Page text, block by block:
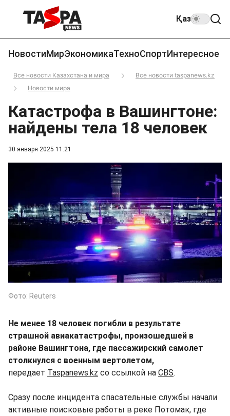
Қаз
НовостиМирЭкономикаТехноСпортИнтересное
Все новости Казахстана и мира
Все новости taspanews.kz
Новости мира
30 января 2025 11:21
Катастрофа в Вашингтоне:
найдены тела 18 человек
Фото: Reuters
Не менее 18 человек погибли в результате
страшной авиакатастрофы, произошедшей в
районе Вашингтона, где пассажирский самолет
столкнулся с военным вертолетом,
передает Taspanews.kz со ссылкой на CBS.
Сразу после инцидента спасательные службы начали
активные поисковые работы в реке Потомак, где